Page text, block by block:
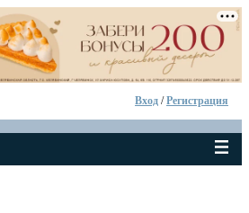
Вход /Регистрация